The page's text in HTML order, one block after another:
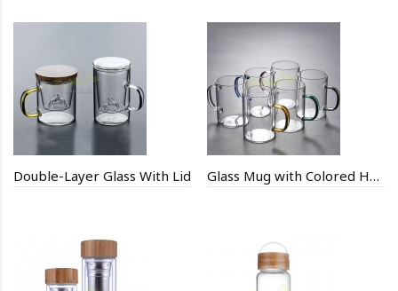
Double-Layer Glass With Lid Glass Mug with Colored Handle